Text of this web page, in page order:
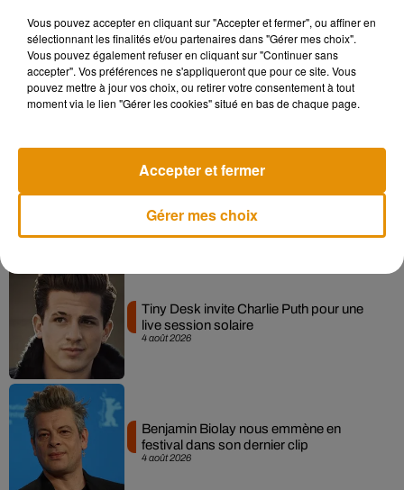
fans ne sont pas prêts d'oublier...
5 août 2026
4 août 2026
Tiny Desk invite Charlie Puth pour une
live session solaire
4 août 2026
Benjamin Biolay nous emmène en
festival dans son dernier clip
Vous pouvez accepter en cliquant sur "Accepter et fermer", ou affiner en
sélectionnant les finalités et/ou partenaires dans "Gérer mes choix".
Vous pouvez également refuser en cliquant sur "Continuer sans
accepter". Vos préférences ne s'appliqueront que pour ce site. Vous
pouvez mettre à jour vos choix, ou retirer votre consentement à tout
moment via le lien "Gérer les cookies" situé en bas de chaque page.
Gérer mes choix
Accepter et fermer